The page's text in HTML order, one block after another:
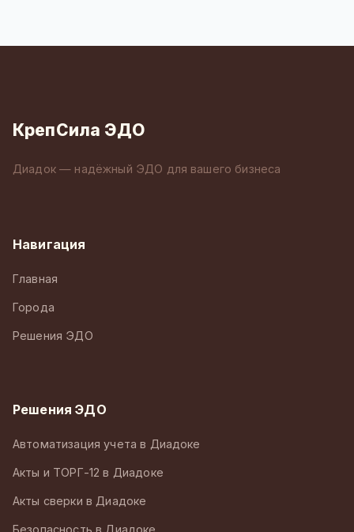
КрепСила ЭДО
Диадок — надёжный ЭДО для вашего бизнеса
Навигация
Главная
Города
Решения ЭДО
Решения ЭДО
Автоматизация учета в Диадоке
Акты и ТОРГ-12 в Диадоке
Акты сверки в Диадоке
Безопасность в Диадоке